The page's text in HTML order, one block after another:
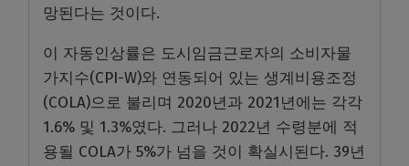
망된다는 것이다.
이 자동인상률은 도시임금근로자의 소비자물
가지수(CPI-W)와 연동되어 있는 생계비용조정
(COLA)으로 불리며 2020년과 2021년에는 각각
1.6% 및 1.3%였다. 그러나 2022년 수령분에 적
용될 COLA가 5%가 넘을 것이 확실시된다. 39년